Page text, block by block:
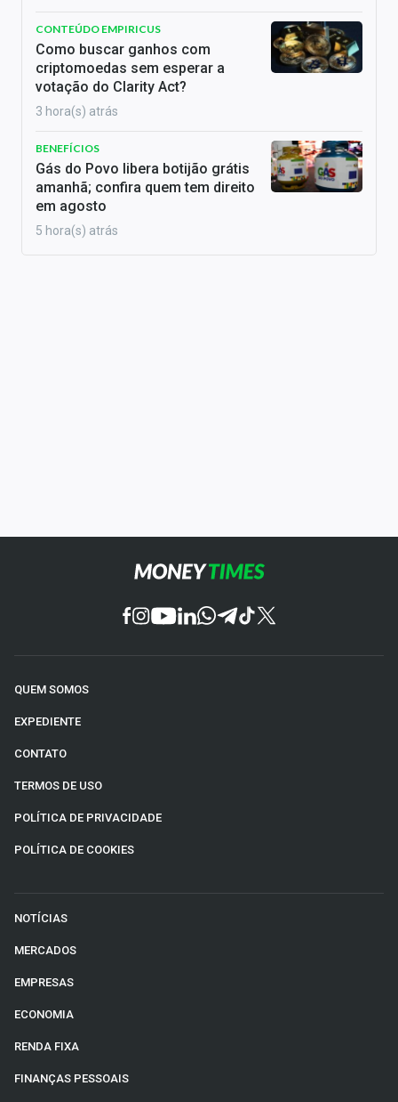
CONTEÚDO EMPIRICUS
Como buscar ganhos com
criptomoedas sem esperar a
votação do Clarity Act?
3 hora(s) atrás
BENEFÍCIOS
Gás do Povo libera botijão grátis
amanhã; confira quem tem direito
em agosto
5 hora(s) atrás
QUEM SOMOS
EXPEDIENTE
CONTATO
TERMOS DE USO
POLÍTICA DE PRIVACIDADE
POLÍTICA DE COOKIES
NOTÍCIAS
MERCADOS
EMPRESAS
ECONOMIA
RENDA FIXA
FINANÇAS PESSOAIS